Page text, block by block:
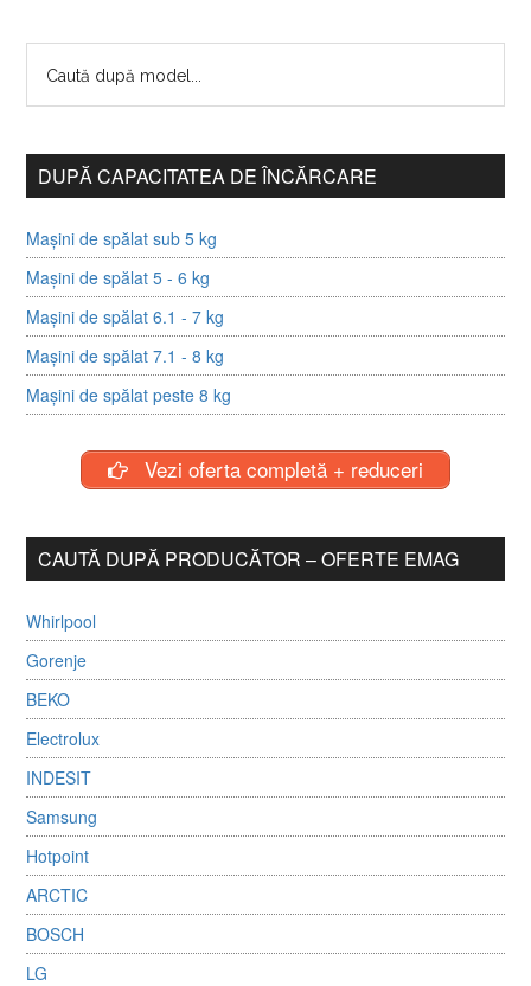
DUPĂ CAPACITATEA DE ÎNCĂRCARE
Mașini de spălat sub 5 kg
Mașini de spălat 5 - 6 kg
Mașini de spălat 6.1 - 7 kg
Mașini de spălat 7.1 - 8 kg
Mașini de spălat peste 8 kg
Vezi oferta completă + reduceri
CAUTĂ DUPĂ PRODUCĂTOR – OFERTE EMAG
Whirlpool
Gorenje
BEKO
Electrolux
INDESIT
Samsung
Hotpoint
ARCTIC
BOSCH
LG